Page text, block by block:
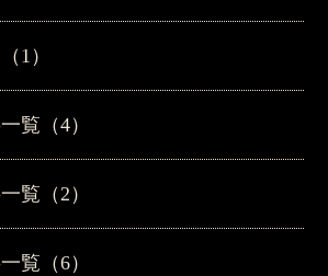
1）
覧（4）
覧（2）
覧（6）